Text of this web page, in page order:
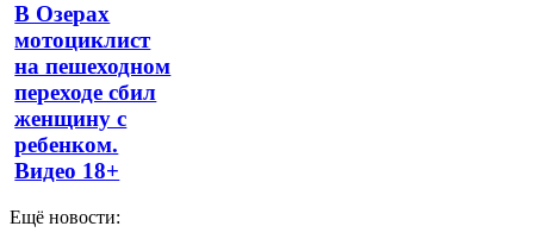
В Озерах
мотоциклист
на пешеходном
переходе сбил
женщину с
ребенком.
Видео 18+
Ещё новости: